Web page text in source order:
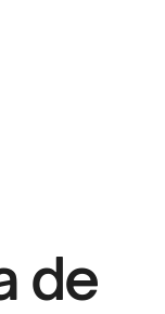
de